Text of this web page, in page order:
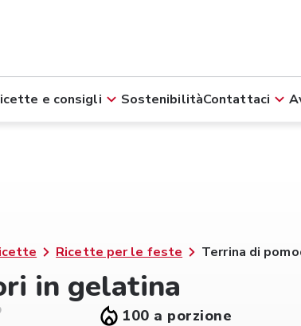
e consigli SostenibilitàContattaci
Ricette per le feste Terrina di
in gelatina
100 a porzione